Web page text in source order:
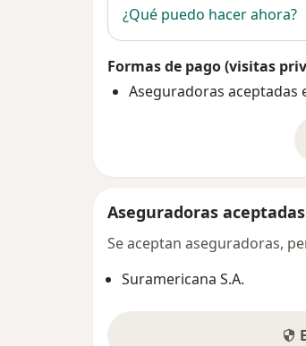
¿Qué puedo hacer ahora?
Formas de pago (visitas
Aseguradoras aceptadas
Aseguradoras aceptadas
Se aceptan aseguradoras,
Suramericana S.A.